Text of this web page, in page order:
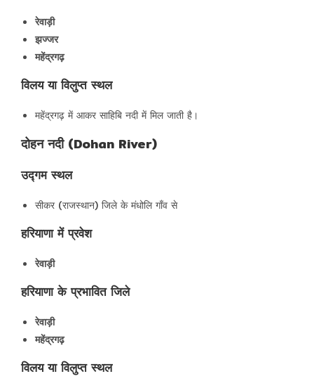
रेवाड़ी
झज्जर
महेंद्रगढ़
विलय या विलुप्त स्थल
महेंद्रगढ़ में आकर साहिबि नदी में मिल जाती है।
दोहन नदी (Dohan River)
उद्गम स्थल
सीकर (राजस्थान) जिले के मंधोलि गाँव से
हरियाणा में प्रवेश
रेवाड़ी
हरियाणा के प्रभावित जिले
रेवाड़ी
महेंद्रगढ़
विलय या विलुप्त स्थल